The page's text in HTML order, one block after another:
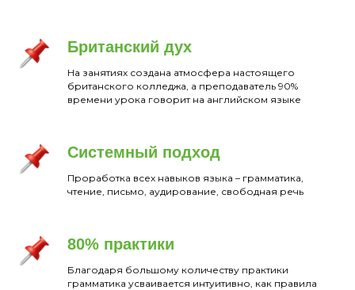
Британский дух
На занятиях создана атмосфера настоящего
британского колледжа, а преподаватель 90%
времени урока говорит на английском языке
Системный подход
Проработка всех навыков языка – грамматика,
чтение, письмо, аудирование, свободная речь
80% практики
Благодаря большому количеству практики
грамматика усваивается интуитивно, как правила